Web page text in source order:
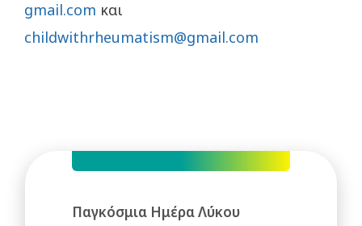
gmail.com και
childwithrheumatism@gmail.com
Παγκόσμια Ημέρα Λύκου